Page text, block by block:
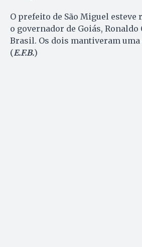
O prefeito de São Miguel esteve
o governador de Goiás, Ronaldo
Brasil. Os dois mantiveram
(E.F.B.)